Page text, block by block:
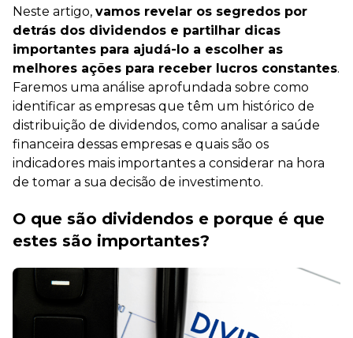
Neste artigo, vamos revelar os segredos por
detrás dos dividendos e partilhar dicas
importantes para ajudá-lo a escolher as
melhores ações para receber lucros constantes.
Faremos uma análise aprofundada sobre como
identificar as empresas que têm um histórico de
distribuição de dividendos, como analisar a saúde
financeira dessas empresas e quais são os
indicadores mais importantes a considerar na hora
de tomar a sua decisão de investimento.
O que são dividendos e porque é que
estes são importantes?